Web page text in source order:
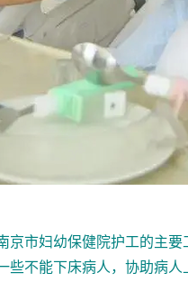
妇幼保健院护工的主要
不能下床病人，协助病人